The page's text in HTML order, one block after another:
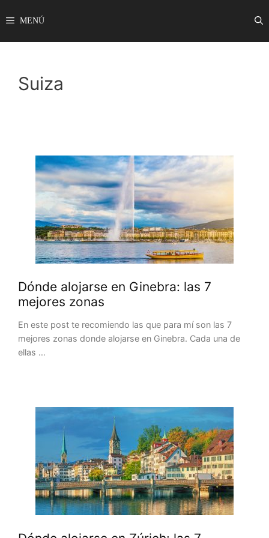
al
contenido
MENÚ
Suiza
Dónde alojarse en Ginebra: las 7
mejores zonas
En este post te recomiendo las que para mí son las 7
mejores zonas donde alojarse en Ginebra. Cada una de
ellas …